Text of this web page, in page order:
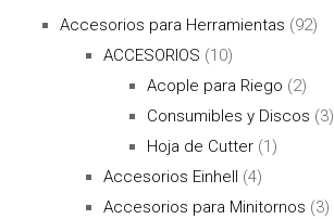
Accesorios para Herramientas (92)
ACCESORIOS (10)
Acople para Riego (2)
Consumibles y Discos (3)
Hoja de Cutter (1)
Accesorios Einhell (4)
Accesorios para Minitornos (3)